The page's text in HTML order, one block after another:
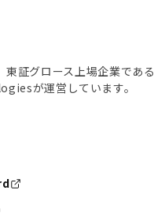
東証グロース上場企業である
が運営しています。